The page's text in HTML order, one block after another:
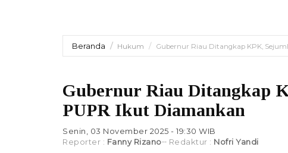
Beranda Hukum Gubernur Riau Ditangkap KPK,
Gubernur Riau Ditangkap
PUPR Ikut Diamankan
Senin, 03 November 2025 - 19:30 WIB
Reporter : Fanny Rizano Redaktur : Nofri Yandi